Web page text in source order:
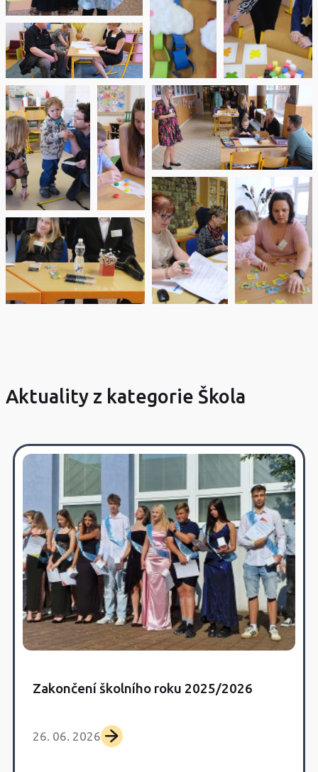
Aktuality z kategorie Škola
Zakončení školního roku 2025/2026
26. 06. 2026